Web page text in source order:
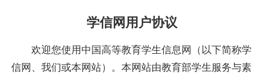
学信网用户协议
欢迎您使用中国高等教育学生信息网（以下简称学
信网、我们或本网站）。本网站由教育部学生服务与素